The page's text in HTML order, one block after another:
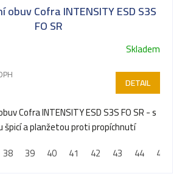
obuv Cofra INTENSITY ESD S3S
FO SR
Skladem
DETAIL
Cofra INTENSITY ESD S3S FO SR - s
špicí a planžetou proti propíchnutí
38 39 40 41 42 43 44 45